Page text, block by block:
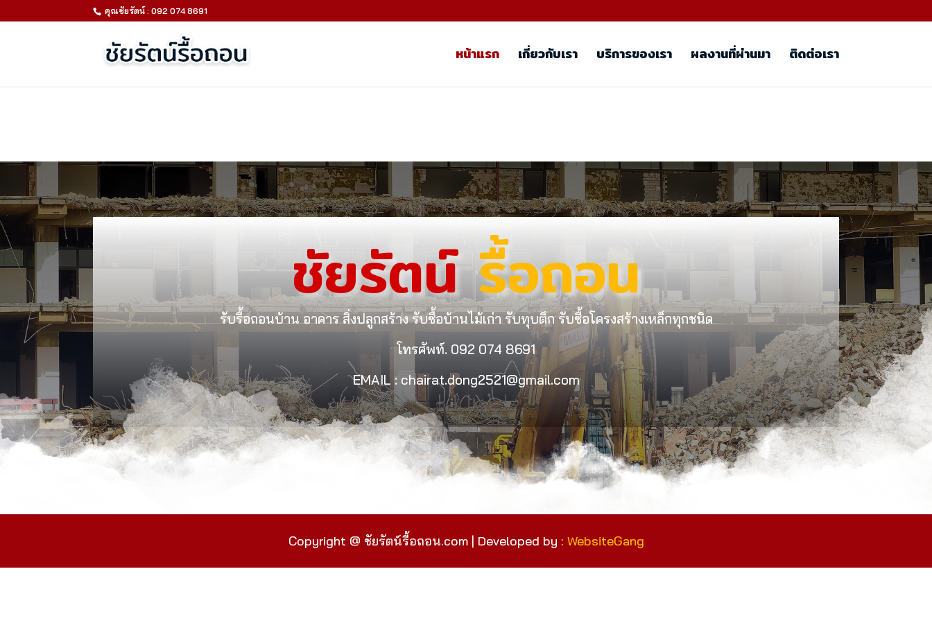
คุณชัยรัตน์ : 092 074 8691
หน้าแรก เกี่ยวกับเรา บริการของเรา ผลงานที่ผ่านมา ติดต่อเรา
ชัยรัตน์รื้อถอน
รับรื้อถอนบ้าน อาคาร สิ่งปลูกสร้าง รับซื้อบ้านไม้เก่า รับทุบตึก รับซื้อโครงสร้างเหล็กทุกชนิด
โทรศัพท์. 092 074 8691
EMAIL : chairat.dong2521@gmail.com
Copyright @ ชัยรัตน์รื้อถอน.com | Developed by : WebsiteGang